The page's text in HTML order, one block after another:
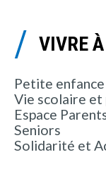
VIVRE
Petite enfance
Vie scolaire
Espace
Seniors
Solidarité et